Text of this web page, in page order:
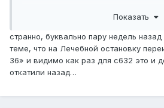
Показать
странно, буквально пару недель
теме, что на Лечебной остановку
36» и видимо как раз для с632 это и
откатили назад…